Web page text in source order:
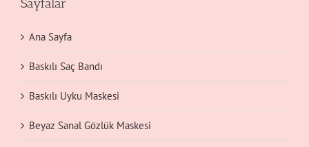
Sayfalar
Ana Sayfa
Baskılı Saç Bandı
Baskılı Uyku Maskesi
Beyaz Sanal Gözlük Maskesi